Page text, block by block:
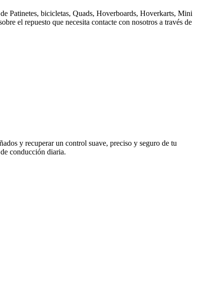
Patinetes, bicicletas, Quads, Hoverboards, Hoverkarts, Mini
el repuesto que necesita contacte con nosotros a través de
y recuperar un control suave, preciso y seguro de tu
conducción diaria.